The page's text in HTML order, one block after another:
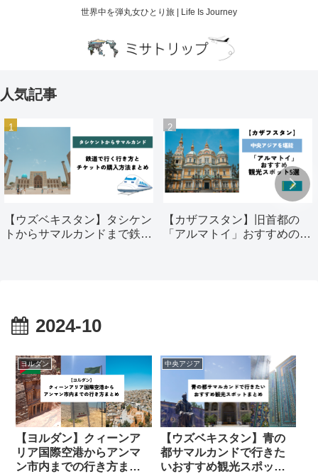
世界中を弾丸女ひとり旅 | Life Is Journey
人気記事
【ウズベキスタン】タシケン
トからサマルカンドまで鉄道
【カザフスタン】旧首都の
「アルマトイ」おすすめの観
2024-10
ヨルダン
【ヨルダン】クィーンア
リア国際空港からアンマ
ン市内までの行き方まと
中央アジア
【ウズベキスタン】青の
都サマルカンドで行きた
いおすすめ観光スポット